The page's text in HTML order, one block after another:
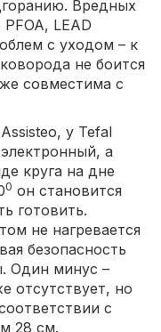
Вредных
LEAD
с уходом – к
не боится
совместима с
у Tefal
а
круга на дне
0 он становится
готовить.
не нагревается
безопасность
Один минус –
отсутствует, но
с
28 см.